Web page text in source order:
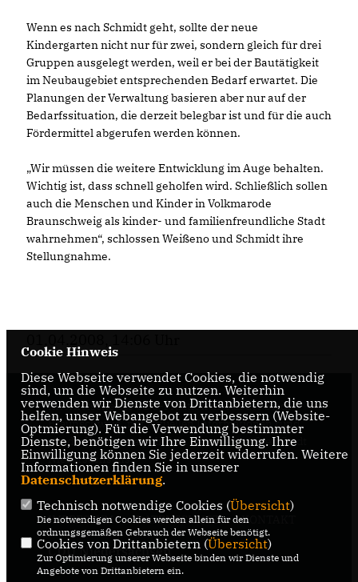
Wenn es nach Schmidt geht, sollte der neue
Kindergarten nicht nur für zwei, sondern gleich für drei
Gruppen ausgelegt werden, weil er bei der Bautätigkeit
im Neubaugebiet entsprechenden Bedarf erwartet. Die
Planungen der Verwaltung basieren aber nur auf der
Bedarfssituation, die derzeit belegbar ist und für die auch
Fördermittel abgerufen werden können.
Wir müssen die weitere Entwicklung im Auge behalten.
Wichtig ist, dass schnell geholfen wird. Schließlich sollen
auch die Menschen und Kinder in Volkmarode
Braunschweig als kinder- und familienfreundliche Stadt
wahrnehmen“, schlossen Weißeno und Schmidt ihre
Stellungnahme.
Internetseite der CDU-Fraktion im Rat der Stadt
Braunschweig, mit aktuellen Informationen rund
um die Kommunalpolitik in der zweitgrößten Stadt
Niedersachsens.
IMPRESSUM DATENSCHUTZ KONTAKT
CDU Niedersachsen
Cookie Hinweis
Diese Webseite verwendet Cookies, die notwendig
sind, um die Webseite zu nutzen. Weiterhin
verwenden wir Dienste von Drittanbietern, die uns
helfen, unser Webangebot zu verbessern (Website-
Optmierung). Für die Verwendung bestimmter
Dienste, benötigen wir Ihre Einwilligung. Ihre
Einwilligung können Sie jederzeit widerrufen. Weitere
Informationen finden Sie in unserer
Datenschutzerklärung.
Technisch notwendige Cookies (Übersicht)
Die notwendigen Cookies werden allein für den
ordnungsgemäßen Gebrauch der Webseite benötigt.
Cookies von Drittanbietern (Übersicht)
Zur Optimierung unserer Webseite binden wir Dienste und
Angebote von Drittanbietern ein.